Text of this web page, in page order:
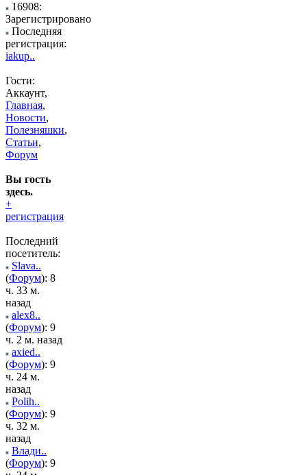
16908:
Зарегистрировано
Последняя
регистрация:
iakup..
Гости:
Аккаунт,
Главная,
Новости,
Полезняшки,
Статьи,
Форум
Вы гость
здесь.
+
регистрация
Последний
посетитель:
Slava..
(Форум): 8
ч. 33 м.
назад
alex8..
(Форум): 9
ч. 2 м. назад
axied..
(Форум): 9
ч. 24 м.
назад
Polih..
(Форум): 9
ч. 32 м.
назад
Влади..
(Форум): 9